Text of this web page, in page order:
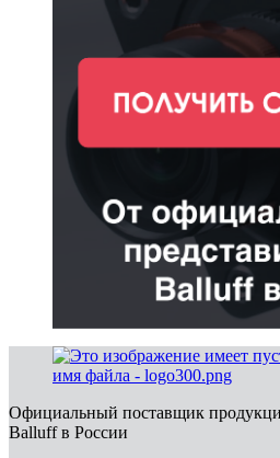
Официальный поставщик
Balluff в России